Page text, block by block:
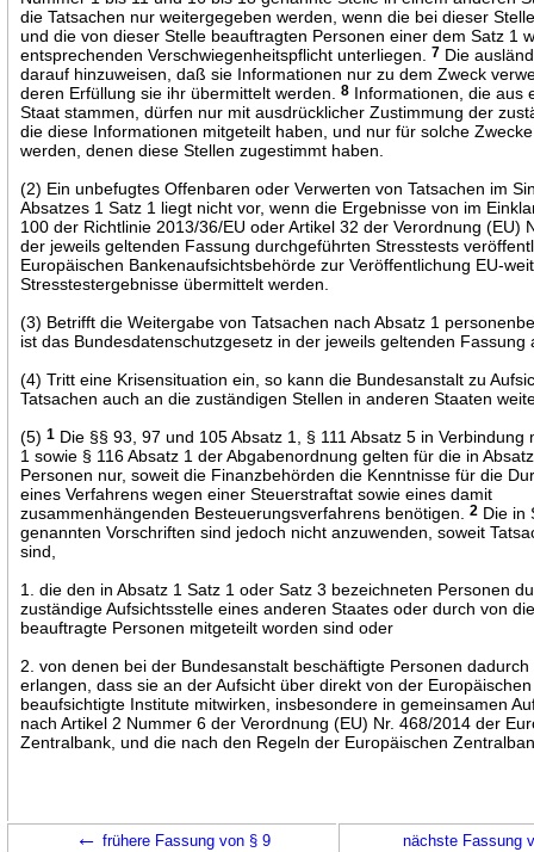
die Tatsachen nur weitergegeben werden, wenn die bei dieser
und die von dieser Stelle beauftragten Personen einer dem Satz 1
entsprechenden Verschwiegenheitspflicht unterliegen.7 Die
darauf hinzuweisen, daß sie Informationen nur zu dem Zweck
deren Erfüllung sie ihr übermittelt werden.8 Informationen, die aus
Staat stammen, dürfen nur mit ausdrücklicher Zustimmung der
die diese Informationen mitgeteilt haben, und nur für solche
werden, denen diese Stellen zugestimmt haben.
(2) Ein unbefugtes Offenbaren oder Verwerten von Tatsachen im
Absatzes 1 Satz 1 liegt nicht vor, wenn die Ergebnisse von im
100 der Richtlinie 2013/36/EU oder Artikel 32 der Verordnung (EU)
der jeweils geltenden Fassung durchgeführten Stresstests
Europäischen Bankenaufsichtsbehörde zur Veröffentlichung EU-
Stresstestergebnisse übermittelt werden.
(3) Betrifft die Weitergabe von Tatsachen nach Absatz 1
ist das Bundesdatenschutzgesetz in der jeweils geltenden Fassung
(4) Tritt eine Krisensituation ein, so kann die Bundesanstalt zu
Tatsachen auch an die zuständigen Stellen in anderen Staaten
(5)1 Die §§ 93, 97 und 105 Absatz 1, § 111 Absatz 5 in Verbindung
1 sowie § 116 Absatz 1 der Abgabenordnung gelten für die in
Personen nur, soweit die Finanzbehörden die Kenntnisse für die
eines Verfahrens wegen einer Steuerstraftat sowie eines damit
zusammenhängenden Besteuerungsverfahrens benötigen.2 Die in
genannten Vorschriften sind jedoch nicht anzuwenden, soweit
sind,
1. die den in Absatz 1 Satz 1 oder Satz 3 bezeichneten Personen
zuständige Aufsichtsstelle eines anderen Staates oder durch von
beauftragte Personen mitgeteilt worden sind oder
2. von denen bei der Bundesanstalt beschäftigte Personen dadurch
erlangen, dass sie an der Aufsicht über direkt von der
beaufsichtigte Institute mitwirken, insbesondere in gemeinsamen
nach Artikel 2 Nummer 6 der Verordnung (EU) Nr. 468/2014 der
Zentralbank, und die nach den Regeln der Europäischen
← frühere Fassung von § 9 nächste Fassung